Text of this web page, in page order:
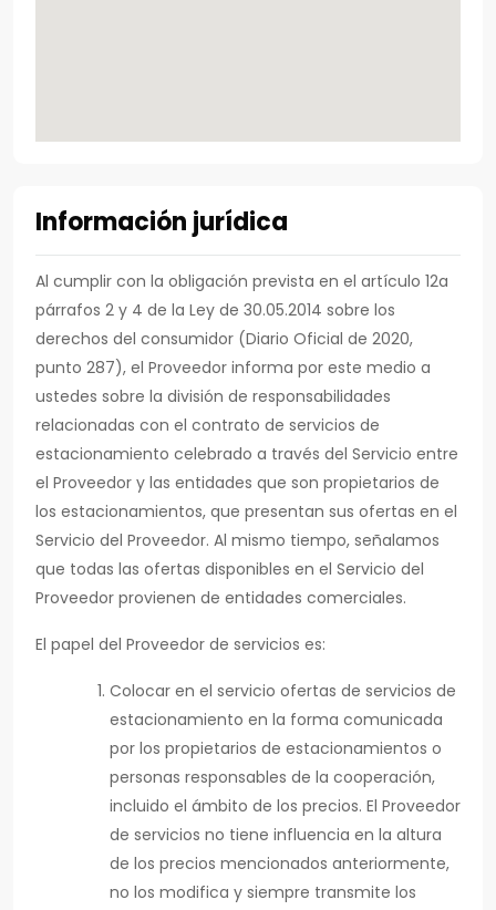
Información jurídica
Al cumplir con la obligación prevista en el artículo 12a
párrafos 2 y 4 de la Ley de 30.05.2014 sobre los
derechos del consumidor (Diario Oficial de 2020,
punto 287), el Proveedor informa por este medio a
ustedes sobre la división de responsabilidades
relacionadas con el contrato de servicios de
estacionamiento celebrado a través del Servicio entre
el Proveedor y las entidades que son propietarios de
los estacionamientos, que presentan sus ofertas en el
Servicio del Proveedor. Al mismo tiempo, señalamos
que todas las ofertas disponibles en el Servicio del
Proveedor provienen de entidades comerciales.
El papel del Proveedor de servicios es:
Colocar en el servicio ofertas de servicios de
estacionamiento en la forma comunicada
por los propietarios de estacionamientos o
personas responsables de la cooperación,
incluido el ámbito de los precios. El Proveedor
de servicios no tiene influencia en la altura
de los precios mencionados anteriormente,
no los modifica y siempre transmite los